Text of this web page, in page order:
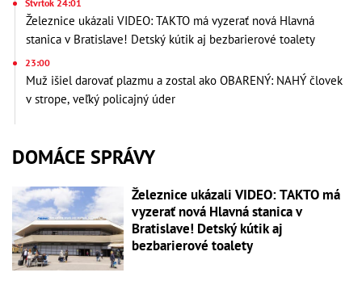
Štvrtok 24:01
Železnice ukázali VIDEO: TAKTO má vyzerať nová Hlavná
stanica v Bratislave! Detský kútik aj bezbarierové toalety
23:00
Muž išiel darovať plazmu a zostal ako OBARENÝ: NAHÝ človek
v strope, veľký policajný úder
DOMÁCE SPRÁVY
Železnice ukázali VIDEO: TAKTO má
vyzerať nová Hlavná stanica v
Bratislave! Detský kútik aj
bezbarierové toalety